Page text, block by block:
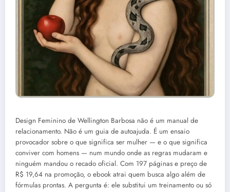
Design Feminino de Wellington Barbosa não é um manual de
relacionamento. Não é um guia de autoajuda. É um ensaio
provocador sobre o que significa ser mulher — e o que significa
conviver com homens — num mundo onde as regras mudaram e
ninguém mandou o recado oficial. Com 197 páginas e preço de
R$ 19,64 na promoção, o ebook atrai quem busca algo além de
fórmulas prontas. A pergunta é: ele substitui um treinamento ou só